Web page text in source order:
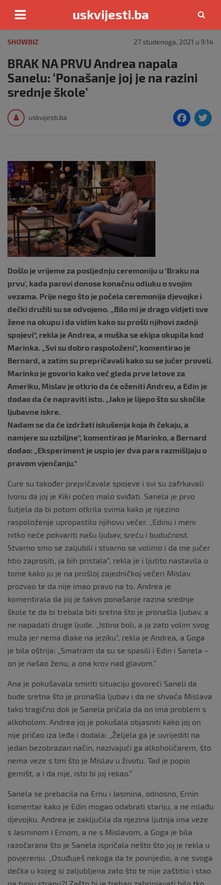
content
uskvijesti.ba
SHOWBIZ 27 studenoga, 2021 u 9:14
BRAK NA PRVU Andrea napala
Sanelu: ‘Ponašanje joj je na razini
srednje škole’
uskvijesti.ba
F
Došlo je vrijeme za posljednju ceremoniju u ‘Braku na
prvu’, kada parovi donose konačnu odluku o svojim
vezama. Prije nego što je počela ceremonija djevojke i
dečki družili su se odvojeno. „Bilo mi je drago vidjeti sve
žene na okupu i da vidim kako su prošli njihovi zadnji
spojevi“, rekla je Andrea, a muška se ekipa okupila kod
Marinka. „Svi su dobro raspoloženi“, komentirao je
Bernard, a zatim su prepričavali kako su se jučer proveli.
Marinko je govorio kako već gleda prve letove za
Ameriku, Mislav je otkrio da će oženiti Andreu, a Edin je
dodao da će napraviti isto. „Jako je lijepo što su skočile
ljubavne iskre.
Nadam se da će izdržati iskušenja koja ih čekaju, a
namjere su ozbiljne“, komentirao je Marinko, a Bernard
dodao: „Eksperiment je uspio jer dva para razmišljaju o
pravom vjenčanju.“
Cure su također prepričavale spojeve i svi su zafrkavali
Ivonu da joj je Kiki počeo malo sviđati. Sanela je prvo
šutjela da bi potom otkrila svima kako je njezino
raspoloženje upropastilo njihovu večer. „Edinu i meni
nitko neće pokvariti našu ljubav, sreću i budućnost.
Stvarno smo se zaljubili i stvarno se volimo i da me jučer
htio zaprositi, ja bih pristala“, rekla je i ljutito nastavila o
tome kako ju je na prošloj zajedničkoj večeri Mislav
prozvao te da nije imao pravo na to. Andrea je
komentirala da joj je takvo ponašanje razina srednje
škole te da bi trebala biti sretna što je pronašla ljubav, a
ne napadati druge ljude. „Istina boli, a ja zato volim svog
muža jer nema dlake na jeziku“, rekla je Andrea, a Goga
je bila oštrija: „Smatram da su se spasili i Edin i Sanela –
on je našao ženu, a ona krov nad glavom.“
Ana je pokušavala smiriti situaciju govoreći Saneli da
bude sretna što je pronašla ljubav i da ne shvaća Mislava
tako tragično dok je Sanela pričala da on ima problem s
alkoholom. Andrea joj je pokušala objasniti kako joj on
nije pričao iza leđa i dodala: „Željela ga je uvrijediti na
jedan bezobrazan način, nazivajući ga alkoholičarem, što
nema veze s tim što je Mislav u životu. Tad je popio
gemišt, a i da nije, isto bi joj rekao.“
Sanela se prebacila na Ernu i Jasmina, odnosno, Ernin
komentar kako je Edin mogao odabrati stariju, a ne mlađu
djevojku. Andrea je zaključila da njezina ljutnja ima veze
s Jasminom i Ernom, a ne s Mislavom, a Goga je bila
razočarana što je Sanela ispričala nešto što joj je rekla u
povjerenju. „Osuđuješ nekoga da te povrijedio, a ne svoga
dečka u kojeg si zaljubljena zato što te nije zaštitio i stao